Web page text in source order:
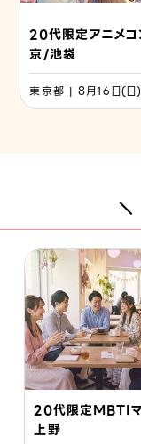
20代限定アニメ
京/池袋
東京都 | 8月16日(
＼
20代限定MBTI
上野